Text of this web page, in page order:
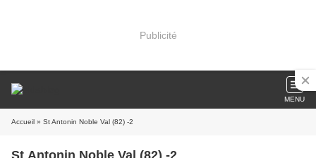
Publicité
MENU
Accueil » St Antonin Noble Val (82) -2
St Antonin Noble Val (82) -2